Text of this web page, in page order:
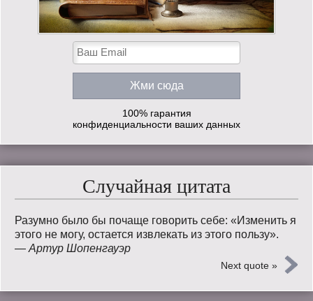
100% гарантия
конфиденциальности ваших данных
Случайная цитата
Разумно было бы почаще говорить себе: «Изменить я
этого не могу, остается извлекать из этого пользу».
— Артур Шопенгауэр
Next quote »